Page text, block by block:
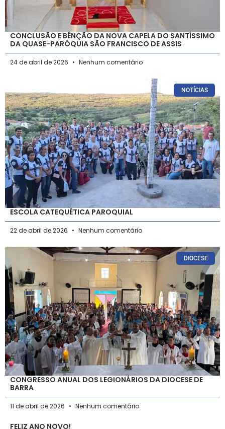
CONCLUSÃO E BÊNÇÃO DA NOVA CAPELA DO SANTÍSSIMO
DA QUASE-PARÓQUIA SÃO FRANCISCO DE ASSIS
24 de abril de 2026 Nenhum comentário
NOTÍCIAS
ESCOLA CATEQUÉTICA PAROQUIAL
22 de abril de 2026 Nenhum comentário
DIOCESE
CONGRESSO ANUAL DOS LEGIONÁRIOS DA DIOCESE DE
BARRA
11 de abril de 2026 Nenhum comentário
FELIZ ANO NOVO!